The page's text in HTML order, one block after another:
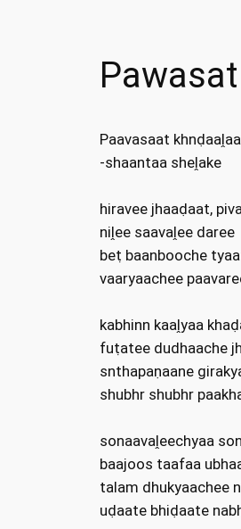
Paavasaat khnḍaaḽaa
-shaantaa sheḽake
hiravee jhaaḍaat,
niḽee saavaḽee daree
beṭ baanbooche
vaaryaachee
kabhinn kaaḽyaa
fuṭatee dudhaache
snthapaṇaane
shubhr shubhr
sonaavaḽeechyaa
baajoos taafaa
talam dhukyaachee
uḍaate bhiḍaate